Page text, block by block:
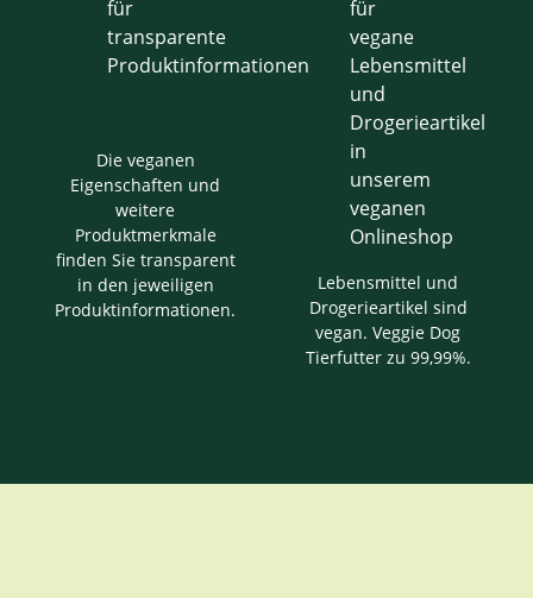
Die veganen
Eigenschaften und
weitere
Produktmerkmale
finden Sie transparent
in den jeweiligen
Produktinformationen.
Lebensmittel und
Drogerieartikel sind
vegan. Veggie Dog
Tierfutter zu 99,99%.